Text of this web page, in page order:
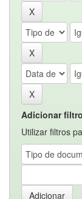
Adicionar
Utilizar filtros